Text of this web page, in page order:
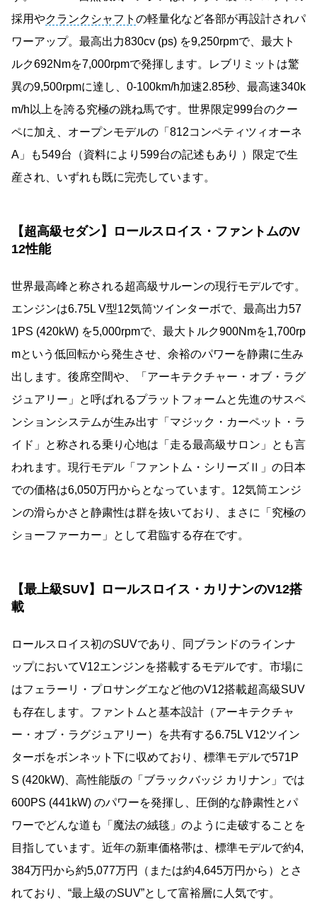
採用やクランクシャフト の軽量化など各部が再設計されパ
ワーアップ。最高出力830cv (ps) を9,250rpmで、最大ト
ルク692Nmを7,000rpmで発揮します。レブリミットは驚
異の9,500rpmに達し、0-100km/h加速2.85秒、最高速340k
m/h以上を誇る究極の跳ね馬です。世界限定999台のクー
ペに加え、オープンモデルの「812コンペティツィオーネ
A」も549台（資料により599台の記述もあり ）限定で生
産され、いずれも既に完売しています。
【超高級セダン】ロールスロイス・ファントムのV
12性能
世界最高峰と称される超高級サルーンの現行モデルです。
エンジンは6.75L V型12気筒ツインターボで、最高出力57
1PS (420kW) を5,000rpmで、最大トルク900Nmを1,700rp
mという低回転から発生させ、余裕のパワーを静粛に生み
出します。後席空間や、「アーキテクチャー・オブ・ラグ
ジュアリー」と呼ばれるプラットフォームと先進のサスペ
ンションシステムが生み出す「マジック・カーペット・ラ
イド」と称される乗り心地は「走る最高級サロン」とも言
われます。現行モデル「ファントム・シリーズⅡ」の日本
での価格は6,050万円からとなっています。12気筒エンジ
ンの滑らかさと静粛性は群を抜いており、まさに「究極の
ショーファーカー」として君臨する存在です。
【最上級SUV】ロールスロイス・カリナンのV12搭
載
ロールスロイス初のSUVであり、同ブランドのラインナ
ップにおいてV12エンジンを搭載するモデルです。市場に
はフェラーリ・プロサングエなど他のV12搭載超高級SUV
も存在します。ファントムと基本設計（アーキテクチャ
ー・オブ・ラグジュアリー）を共有する6.75L V12ツイン
ターボをボンネット下に収めており、標準モデルで571P
S (420kW)、高性能版の「ブラックバッジ カリナン」では
600PS (441kW) のパワーを発揮し、圧倒的な静粛性とパ
ワーでどんな道も「魔法の絨毯」のように走破することを
目指しています。近年の新車価格帯は、標準モデルで約4,
384万円から約5,077万円（または約4,645万円から）とさ
れており、“最上級のSUV”として富裕層に人気です。